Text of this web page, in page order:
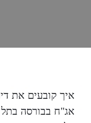
איך קובעים את
אג"ח בבורסה